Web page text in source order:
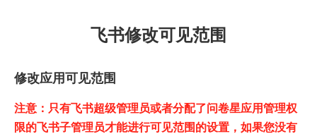
飞书修改可见范围
修改应用可见范围
注意：只有飞书超级管理员或者分配了问卷星应用管理权
限的飞书子管理员才能进行可见范围的设置，如果您没有